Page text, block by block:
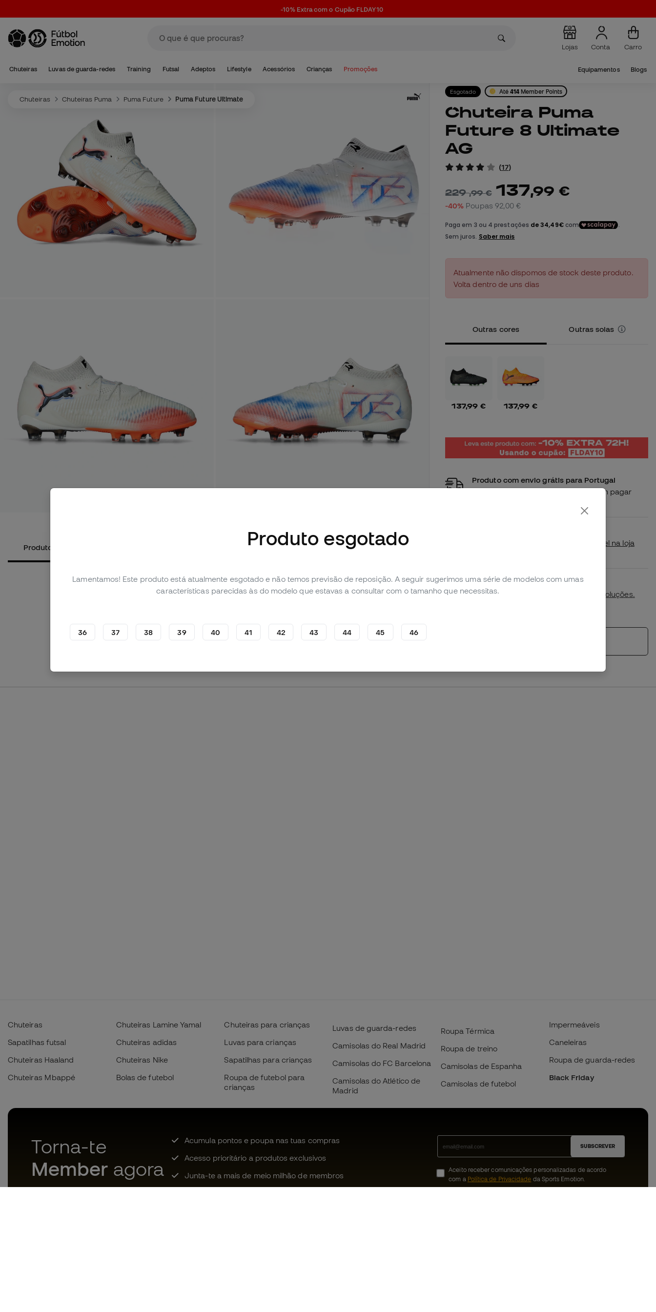
-10% Extra com o Cupão FLDAY10
Lojas Conta Carro
Chuteiras Luvas de guarda-redes Training Futsal Adeptos Lifestyle Acessórios Crianças Promoções Equipamentos Blogs
Chuteiras Chuteiras Puma Puma Future Puma Future Ultimate
Produtos alternativos Avaliação pessoal (17) Tabela de comparação
Esgotado Até 414 Member Points
Chuteira Puma
Future 8 Ultimate
AG
(17)
229,99 € 137,99 €
-40% Poupas 92,00 €
Atualmente não dispomos de stock deste produto.
Volta dentro de uns dias
Outras cores Outras solas
137,99 € 137,99 €
Produto com envio grátis para Portugal
Compra este produto e recebe-o sem pagar
Verifica se este produto está disponível na loja
Primeira troca de tamanho gratuita.
Mais detalhes na nossa
política de devoluções.
Chuteiras
Sapatilhas futsal
Chuteiras Haaland
Chuteiras Mbappé
Chuteiras Lamine Yamal
Chuteiras adidas
Chuteiras Nike
Bolas de futebol
Chuteiras para crianças
Luvas para crianças
Sapatilhas para crianças
Roupa de futebol para
crianças
Luvas de guarda-redes
Camisolas do Real Madrid
Camisolas do FC Barcelona
Camisolas do Atlético de
Madrid
Roupa Térmica
Roupa de treino
Camisolas de Espanha
Camisolas de futebol
Impermeáveis
Caneleiras
Roupa de guarda-redes
Black Friday
Torna-te
Member agora
Acumula pontos e poupa nas tuas compras
Acesso prioritário a produtos exclusivos
Junta-te a mais de meio milhão de membros
SUBSCREVER
Aceito receber comunicações personalizadas de acordo
com a Política de Privacidade da Sports Emotion.
Produto esgotado
Lamentamos! Este produto está atualmente esgotado e não temos previsão de reposição. A seguir sugerimos uma série de modelos com umas
características parecidas às do modelo que estavas a consultar com o tamanho que necessitas.
36 37 38 39 40 41 42 43 44 45 46